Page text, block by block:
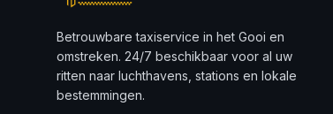
Betrouwbare taxiservice in het Gooi en
omstreken. 24/7 beschikbaar voor al uw
ritten naar luchthavens, stations en lokale
bestemmingen.